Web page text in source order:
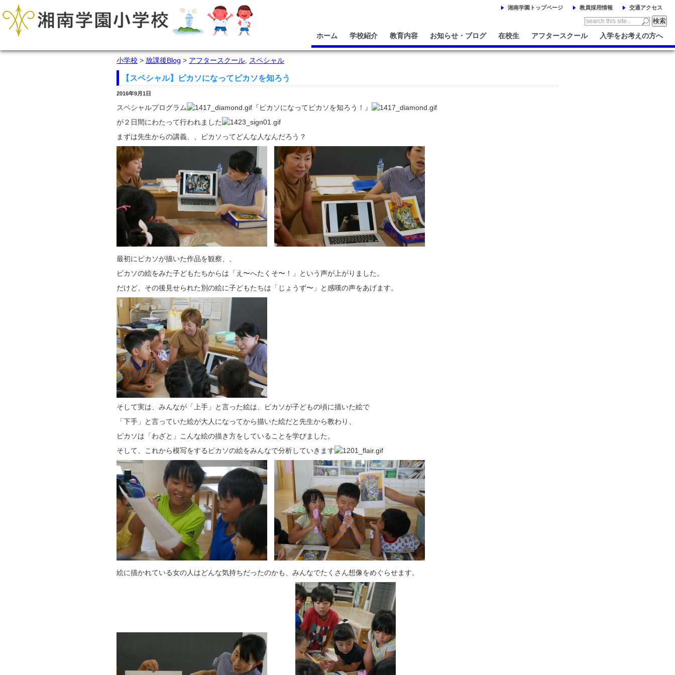
湘南学園トップページ 教員採用情報 交通アクセス
ホーム 学校紹介 教育内容 お知らせ・ブログ 在校生 アフタースクール 入学をお考えの方へ
小学校 > 放課後Blog > アフタースクール スペシャル
【スペシャル】ピカソになってピカソを知ろう
2016年9月1日
スペシャルプログラム
『ピカソになってピカソを知ろう！』
が２日間にわたって行われました
まずは先生からの講義、、ピカソってどんな人なんだろう？
最初にピカソが描いた作品を観察、、
ピカソの絵をみた子どもたちからは「え〜へたくそ〜！」という声が上がりました。
だけど、その後見せられた別の絵に子どもたちは「じょうず〜」と感嘆の声をあげます。
そして実は、みんなが「上手」と言った絵は、ピカソが子どもの頃に描いた絵で
「下手」と言っていた絵が大人になってから描いた絵だと先生から教わり、
ピカソは「わざと」こんな絵の描き方をしていることを学びました。
そして、これから模写をするピカソの絵をみんなで分析していきます
絵に描かれている女の人はどんな気持ちだったのかも、みんなでたくさん想像をめぐらせます。